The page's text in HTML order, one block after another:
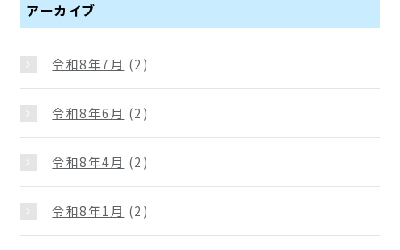
アーカイブ
令和8年7月 (2)
令和8年6月 (2)
令和8年4月 (2)
令和8年1月 (2)